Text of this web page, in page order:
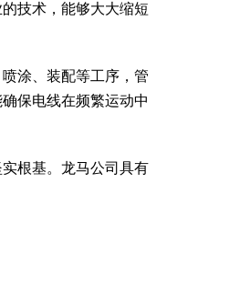
技术，能够大大缩短
涂、装配等工序，管
保电线在频繁运动中
根基。龙马公司具有